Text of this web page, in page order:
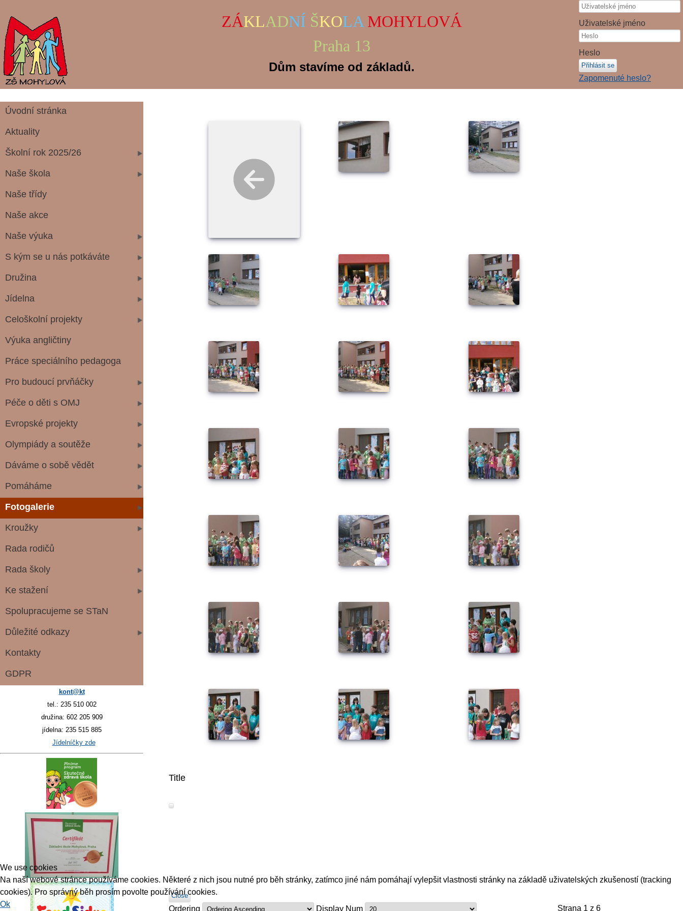
ZÁKLADNÍ ŠKOLA MOHYLOVÁ
Praha 13
Dům stavíme od základů.
Úvodní stránka
Aktuality
Školní rok 2025/26
Naše škola
Naše třídy
Naše akce
Naše výuka
S kým se u nás potkáváte
Družina
Jídelna
Celoškolní projekty
Výuka angličtiny
Práce speciálního pedagoga
Pro budoucí prvňáčky
Péče o děti s OMJ
Evropské projekty
Olympiády a soutěže
Dáváme o sobě vědět
Pomáháme
Fotogalerie
Kroužky
Rada rodičů
Rada školy
Ke stažení
Spolupracujeme se STaN
Důležité odkazy
Kontakty
GDPR
kont@kt
tel.: 235 510 002
družina: 602 205 909
jídelna: 235 515 885
Jídelníčky zde
Title
Close
Ordering Display Num Strana 1 z 6
Uživatelské jméno
Heslo
Přihlásit se
Zapomenuté heslo?
We use cookies
Na naší webové stránce používáme cookies. Některé z nich jsou nutné pro běh stránky, zatímco jiné nám pomáhají vylepšit vlastnosti stránky na základě uživatelských zkušeností (tracking
cookies). Pro správný běh prosím povolte používání cookies.
Ok